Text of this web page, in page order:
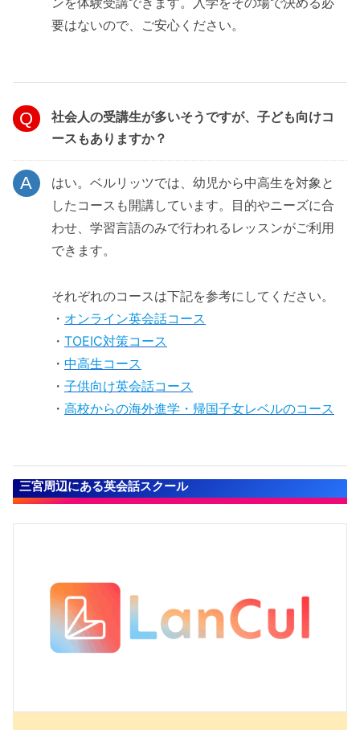
要はないので、ご安心ください。
社会人の受講生が多いそうですが、子ども向けコ
ースもありますか？
はい。ベルリッツでは、幼児から中高生を対象と
したコースも開講しています。目的やニーズに合
わせ、学習言語のみで行われるレッスンがご利用
できます。
それぞれのコースは下記を参考にしてください。
・ オンライン英会話コース
・ TOEIC対策コース
・ 中高生コース
・ 子供向け英会話コース
・ 高校からの海外進学・帰国子女レベルのコース
三宮周辺にある英会話スクール